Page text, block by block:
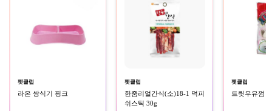
펫클럽
라온 쌍식기 핑크
펫클럽
한줌리얼간식(소)18-1 덕피
쉬스틱 30g
펫클럽
트릿우유껌